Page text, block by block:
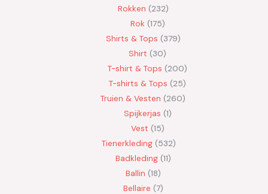
Rokken 232
Rok 175
Shirts & Tops 379
Shirt
30
T-shirt & Tops
200
T-shirts & Tops
25
Truien & Vesten
260
Spijkerjas 1
Vest 15
Tienerkleding 532
Badkleding 11
Ballin 18
Bellaire 7